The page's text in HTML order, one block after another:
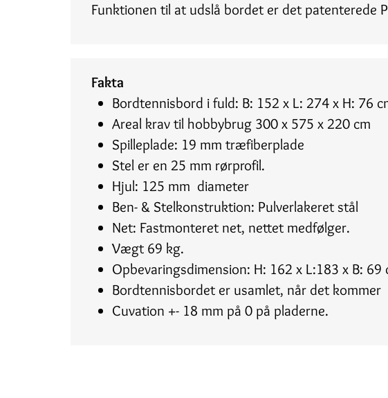
Funktionen til at udslå bordet er det patenterede
Fakta
Bordtennisbord i fuld: B: 152 x L: 274 x H: 76
Areal krav til hobbybrug 300 x 575 x 220 cm
Spilleplade: 19 mm træfiberplade
Stel er en 25 mm rørprofil.
Hjul: 125 mm diameter
Ben- & Stelkonstruktion: Pulverlakeret stål
Net: Fastmonteret net, nettet medfølger.
Vægt 69 kg.
Opbevaringsdimension: H: 162 x L:183 x B: 69
Bordtennisbordet er usamlet, når det kommer
Cuvation +- 18 mm på 0 på pladerne.